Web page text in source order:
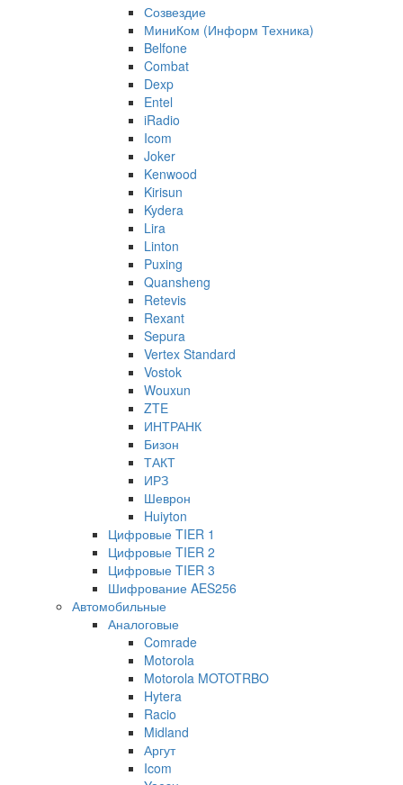
Созвездие
МиниКом (Информ Техника)
Belfone
Combat
Dexp
Entel
iRadio
Icom
Joker
Kenwood
Kirisun
Kydera
Lira
Linton
Puxing
Quansheng
Retevis
Rexant
Sepura
Vertex Standard
Vostok
Wouxun
ZTE
ИНТРАНК
Бизон
ТАКТ
ИРЗ
Шеврон
Huiyton
Цифровые TIER 1
Цифровые TIER 2
Цифровые TIER 3
Шифрование AES256
Автомобильные
Аналоговые
Comrade
Motorola
Motorola MOTOTRBO
Hytera
Racio
Midland
Аргут
Icom